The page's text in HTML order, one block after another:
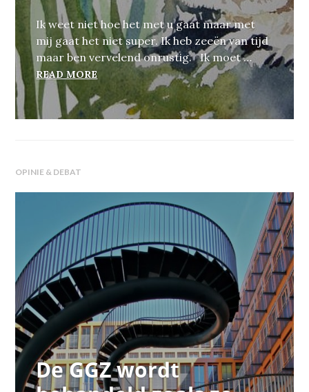
Ik weet niet hoe het met u gaat maar met
mij gaat het niet super. Ik heb zeeën van tijd
maar ben vervelend onrustig. Ik moet …
READ MORE CORONA-REDUCTIE
OPINIE & DEBAT
De GGZ wordt